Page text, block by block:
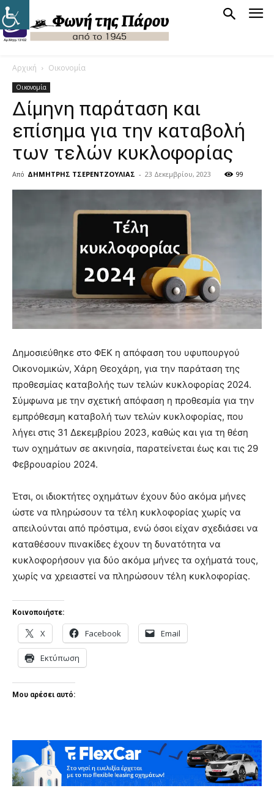
Αρχική Οικονομία
Οικονομία
Δίμηνη παράταση και
επίσημα για την καταβολή
των τελών κυκλοφορίας
Από ΔΗΜΗΤΡΗΣ ΤΣΕΡΕΝΤΖΟΥΛΙΑΣ - 23 Δεκεμβρίου, 2023 99
Δημοσιεύθηκε στο ΦΕΚ η απόφαση του υφυπουργού
Οικονομικών, Χάρη Θεοχάρη, για την παράταση της
προθεσμίας καταβολής των τελών κυκλοφορίας 2024.
Σύμφωνα με την σχετική απόφαση η προθεσμία για την
εμπρόθεσμη καταβολή των τελών κυκλοφορίας, που
λήγει στις 31 Δεκεμβρίου 2023, καθώς και για τη θέση
των οχημάτων σε ακινησία, παρατείνεται έως και τις 29
Φεβρουαρίου 2024.
Έτσι, οι ιδιοκτήτες οχημάτων έχουν δύο ακόμα μήνες
ώστε να πληρώσουν τα τέλη κυκλοφορίας χωρίς να
απειλούνται από πρόστιμα, ενώ όσοι είχαν σχεδιάσει να
καταθέσουν πινακίδες έχουν τη δυνατότητα να
κυκλοφορήσουν για δύο ακόμα μήνες τα οχήματά τους,
χωρίς να χρειαστεί να πληρώσουν τέλη κυκλοφορίας.
Κοινοποιήστε:
X Facebook Email
Εκτύπωση
Μου αρέσει αυτό: